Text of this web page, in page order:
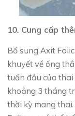
10. Cung cấp
Bổ sung Axit
khuyết về ống
tuần đầu của thai
khoảng 3 tháng
thời kỳ mang